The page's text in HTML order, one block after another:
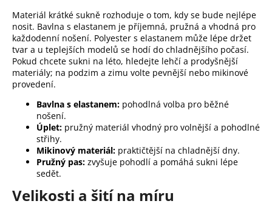
Materiál krátké sukně rozhoduje o tom, kdy se bude nejlépe
nosit. Bavlna s elastanem je příjemná, pružná a vhodná pro
každodenní nošení. Polyester s elastanem může lépe držet
tvar a u teplejších modelů se hodí do chladnějšího počasí.
Pokud chcete sukni na léto, hledejte lehčí a prodyšnější
materiály; na podzim a zimu volte pevnější nebo mikinové
provedení.
Bavlna s elastanem: pohodlná volba pro běžné
nošení.
Úplet: pružný materiál vhodný pro volnější a pohodlné
střihy.
Mikinový materiál: praktičtější na chladnější dny.
Pružný pas: zvyšuje pohodlí a pomáhá sukni lépe
sedět.
Velikosti a šití na míru